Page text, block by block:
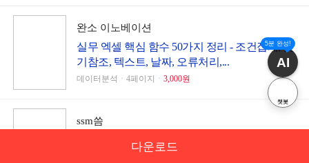
완소 이노베이션
실무 엑셀 핵심 함수 50가지 정리 - 조건집계, 찾
기참조, 텍스트, 날짜, 오류처리,...
데이터분석ㆍ4페이지ㆍ 3,000원
ssm씀
해외여행 경비 절약 노하우(항공권)
다운로드
5분 완성!
AI
챗봇